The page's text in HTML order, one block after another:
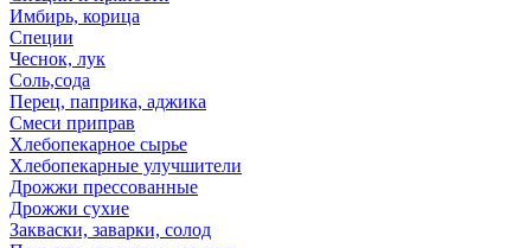
Имбирь, корица
Специи
Чеснок, лук
Соль,сода
Перец, паприка, аджика
Смеси приправ
Хлебопекарное сырье
Хлебопекарные улучшители
Дрожжи прессованные
Дрожжи сухие
Закваски, заварки, солод